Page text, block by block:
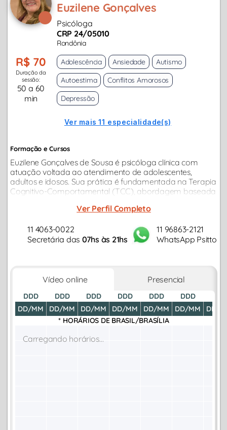
Euzilene Gonçalves
Psicóloga
CRP 24/05010
Rondônia
R$ 70
Duração da
sessão:
50 a 60
min
Adolescência Ansiedade
Autismo
Autoestima
Conflitos Amorosos
Depressão
Ver mais 11 especialidade(s)
Formação e Cursos
Euzilene Gonçalves de Sousa é psicóloga clínica com
atuação voltada ao atendimento de adolescentes,
adultos e idosos. Sua prática é fundamentada na Terapia
Cognitivo-Comportamental (TCC), abordagem baseada
Ver Perfil Completo
11 4063-0022
Secretária das 07hs às 21hs
11 96863-2121
WhatsApp Psitto
Vídeo online Presencial
DDD
DD/MM
DDD
DD/MM
DDD
DD/MM
DDD
DD/MM
DDD
DD/MM
DDD
DD/MM
DD/
* HORÁRIOS DE BRASIL/BRASÍLIA
Carregando horários...